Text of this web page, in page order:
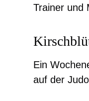
Trainer und
Ein
auf der